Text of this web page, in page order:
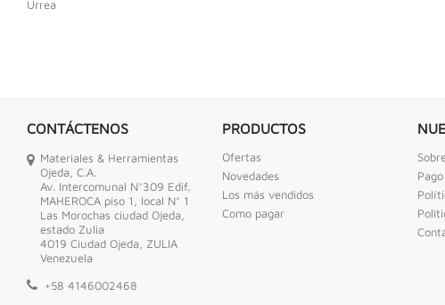
Urrea
CONTÁCTENOS
Materiales & Herramientas
Ojeda, C.A.
Av. Intercomunal N°309 Edif.
MAHEROCA piso 1, local N° 1
Las Morochas ciudad Ojeda,
estado Zulia
4019 Ciudad Ojeda, ZULIA
Venezuela
+58 4146002468
PRODUCTOS
Ofertas
Novedades
Los más vendidos
Como pagar